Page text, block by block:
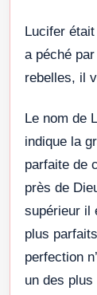
Lucifer
a péché
rebelles, il
Le nom de
indique la
parfaite de
près de
supérieur il
plus
perfection
un des plus